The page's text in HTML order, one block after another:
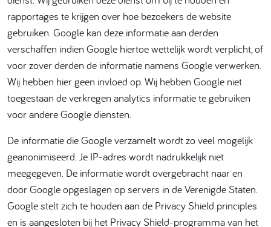
rapportages te krijgen over hoe bezoekers de website
gebruiken. Google kan deze informatie aan derden
verschaffen indien Google hiertoe wettelijk wordt verplicht, of
voor zover derden de informatie namens Google verwerken.
Wij hebben hier geen invloed op. Wij hebben Google niet
toegestaan de verkregen analytics informatie te gebruiken
voor andere Google diensten.
De informatie die Google verzamelt wordt zo veel mogelijk
geanonimiseerd. Je IP-adres wordt nadrukkelijk niet
meegegeven. De informatie wordt overgebracht naar en
door Google opgeslagen op servers in de Verenigde Staten.
Google stelt zich te houden aan de Privacy Shield principles
en is aangesloten bij het Privacy Shield-programma van het